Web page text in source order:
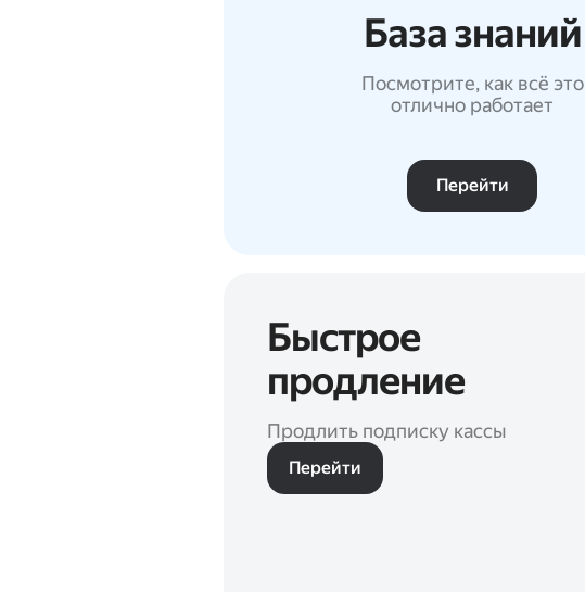
База знаний
Посмотрите, как всё это
отлично работает
Перейти
Быстрое
продление
Продлить подписку кассы
Перейти